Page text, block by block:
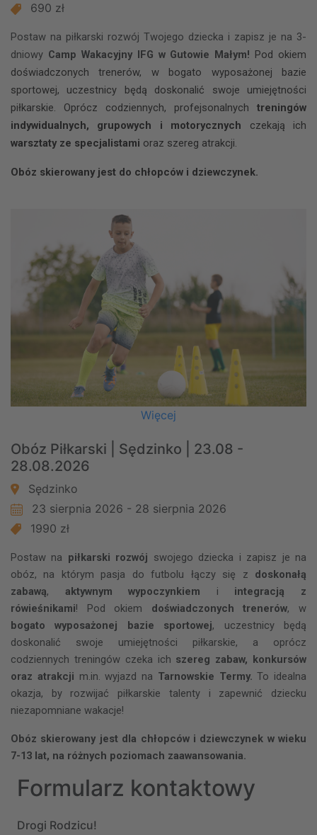
690 zł
Postaw na piłkarski rozwój Twojego dziecka i zapisz je na 3-
dniowy Camp Wakacyjny IFG w Gutowie Małym! Pod okiem
doświadczonych trenerów, w bogato wyposażonej bazie
sportowej, uczestnicy będą doskonalić swoje umiejętności
piłkarskie. Oprócz codziennych, profejsonalnych treningów
indywidualnych, grupowych i motorycznych czekają ich
warsztaty ze specjalistami oraz szereg atrakcji.
Obóz skierowany jest do chłopców i dziewczynek.
Więcej
Obóz Piłkarski | Sędzinko | 23.08 -
28.08.2026
Sędzinko
23 sierpnia 2026 - 28 sierpnia 2026
1990 zł
Postaw na piłkarski rozwój swojego dziecka i zapisz je na
obóz, na którym pasja do futbolu łączy się z doskonałą
zabawą, aktywnym wypoczynkiem i integracją z
rówieśnikami! Pod okiem doświadczonych trenerów, w
bogato wyposażonej bazie sportowej, uczestnicy będą
doskonalić swoje umiejętności piłkarskie, a oprócz
codziennych treningów czeka ich szereg zabaw, konkursów
oraz atrakcji m.in.wyjazd na Tarnowskie Termy. To idealna
okazja, by rozwijać piłkarskie talenty i zapewnić dziecku
niezapomniane wakacje!
Obóz skierowany jest dla chłopców i dziewczynek w wieku
7-13 lat, na różnych poziomach zaawansowania.
Formularz kontaktowy
Drogi Rodzicu!